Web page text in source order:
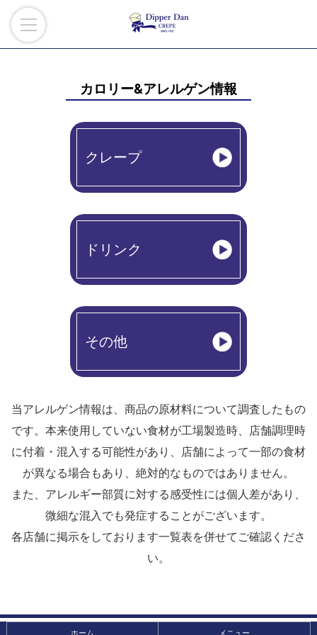
カロリー&アレルゲン情報
クレープ
ドリンク
その他
当アレルゲン情報は、商品の原材料について調査したもの
です。 本来使用していない食材が工場製造時、店舗調理時
に付着・混入する可能性があり、 店舗によって一部の食材
が異なる場合もあり、絶対的なものではありません。
また、アレルギー部質に対する感受性には個人差があり、
微細な混入でも発症することがございます。
各店舗に掲示をしております一覧表を併せてご確認くださ
い。
ホーム メニュー